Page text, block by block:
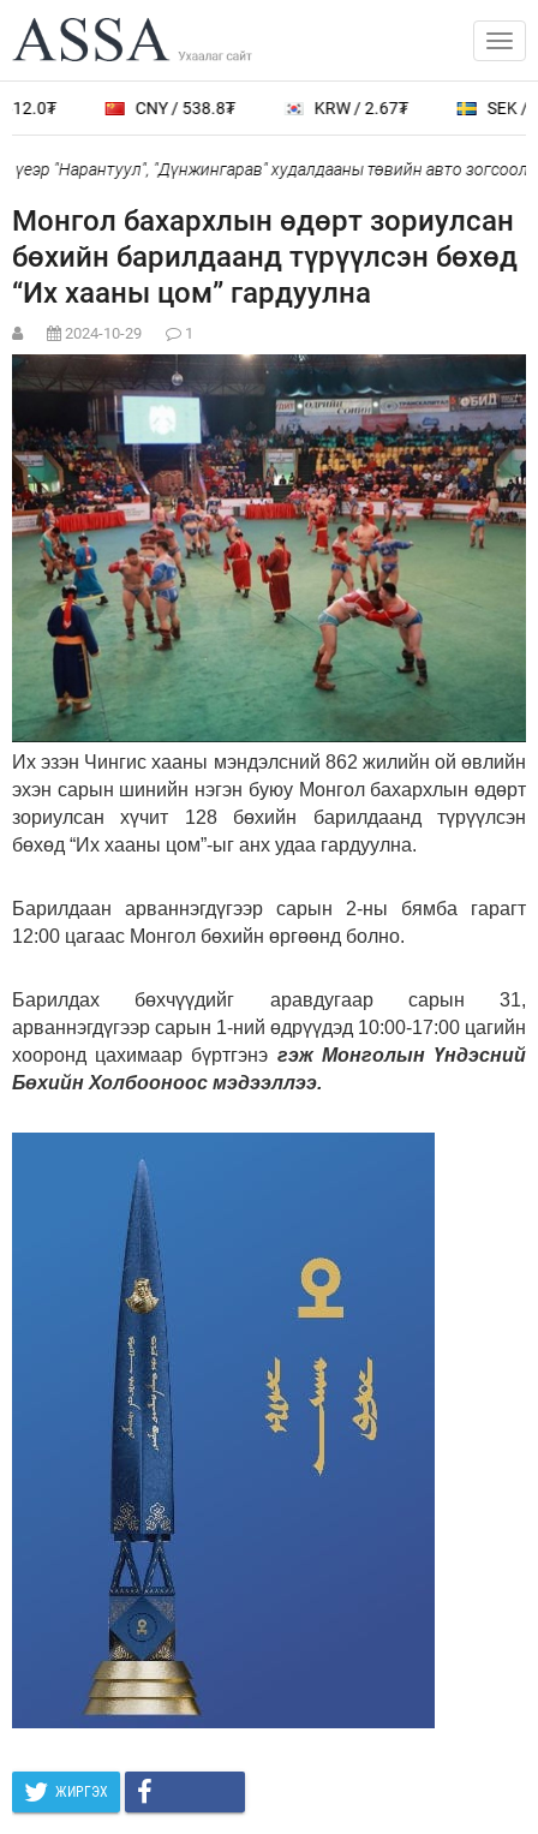
CNY / 538.8₮ KRW / 2.67₮ SEK /
"Нарантуул", "Дүнжингарав" худалдааны төвийн авто зогсоолыг
Монгол бахархлын өдөрт зориулсан
бөхийн барилдаанд түрүүлсэн бөхөд
“Их хааны цом” гардуулна
2024-10-29 1
Их эзэн Чингис хааны мэндэлсний 862 жилийн ой өвлийн
эхэн сарын шинийн нэгэн буюу Монгол бахархлын өдөрт
зориулсан хүчит 128 бөхийн барилдаанд түрүүлсэн
бөхөд “Их хааны цом”-ыг анх удаа гардуулна.
Барилдаан арваннэгдүгээр сарын 2-ны бямба гарагт
12:00 цагаас Монгол бөхийн өргөөнд болно.
Барилдах бөхчүүдийг аравдугаар сарын 31,
арваннэгдүгээр сарын 1-ний өдрүүдэд 10:00-17:00 цагийн
хооронд цахимаар бүртгэнэ гэж Монголын Үндэсний
Бөхийн Холбооноос мэдээллээ.
ЖИРГЭХ